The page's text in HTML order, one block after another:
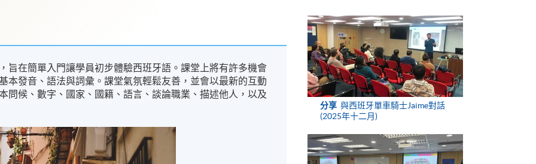
旨在簡單入門讓學員初步體驗西班牙語。課堂上將有許多機會
本發音、語法與詞彙。課堂氣氛輕鬆友善，並會以最新的互動
問候、數字、國家、國籍、語言、談論職業、描述他人，以及
分享 與西班牙單車騎士Jaime對話
(2025年十二月)